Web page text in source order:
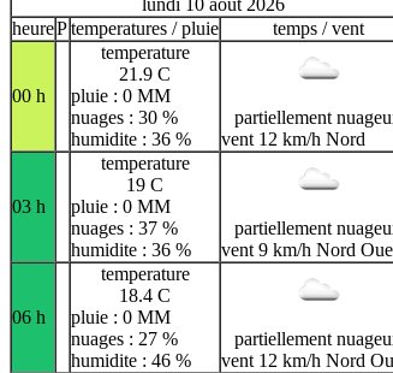
lundi 10 aout 2026
heurePtemperatures / pluie temps / vent
00 h
temperature
21.9 C
pluie : 0 MM
nuages : 30 %
humidite : 36 %
partiellement
vent 12 km/h Nord
03 h
temperature
19 C
pluie : 0 MM
nuages : 37 %
humidite : 36 %
partiellement
vent 9 km/h Nord
06 h
temperature
18.4 C
pluie : 0 MM
nuages : 27 %
humidite : 46 %
partiellement
vent 12 km/h Nord